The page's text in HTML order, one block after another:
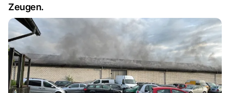
Zeugen.